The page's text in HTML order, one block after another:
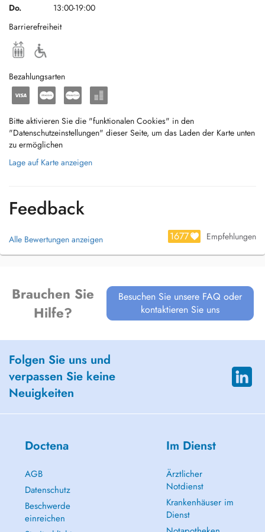
Do.
13:00-19:00
Barrierefreiheit
Bezahlungsarten
Bitte aktivieren Sie die "funktionalen Cookies" in den
"Datenschutzeinstellungen" dieser Seite, um das Laden der Karte unten
zu ermöglichen
Lage auf Karte anzeigen
Feedback
Alle Bewertungen anzeigen 1677 Empfehlungen
Brauchen Sie
Hilfe?
Besuchen Sie unsere FAQ oder
kontaktieren Sie uns
Folgen Sie uns und
verpassen Sie keine
Neuigkeiten
Doctena
AGB
Datenschutz
Beschwerde
einreichen
Im Dienst
Ärztlicher
Notdienst
Krankenhäuser im
Dienst